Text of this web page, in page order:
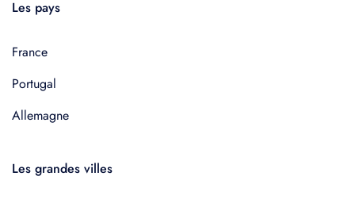
Les pays
France
Portugal
Allemagne
Les grandes villes